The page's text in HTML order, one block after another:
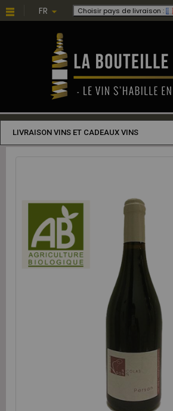
FR Choisir pays de livraison :
LIVRAISON VINS ET CADEAUX VINS